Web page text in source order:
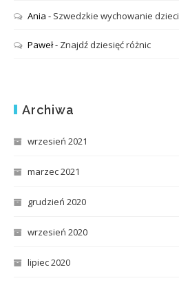
Ania - Szwedzkie wychowanie dzieci
Paweł- Znajdź dziesięć różnic
Archiwa
wrzesień 2021
marzec 2021
grudzień 2020
wrzesień 2020
lipiec 2020